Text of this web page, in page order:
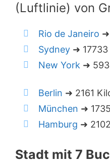
(Luftlinie) von
Rio de Janeiro ➜
Sydney ➜
New York ➜
Berlin ➜ 2161
München ➜
Hamburg ➜
Stadt mit 7